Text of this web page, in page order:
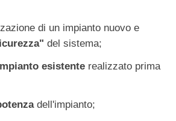
di un impianto nuovo e
del sistema;
esistente realizzato prima
dell'impianto;